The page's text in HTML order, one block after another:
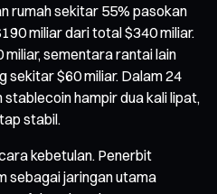
rumah sekitar 55% pasokan
miliar dari total $340 miliar.
sementara rantai lain
sekitar $60 miliar. Dalam 24
hampir dua kali lipat,
stabil.
kebetulan. Penerbit
sebagai jaringan utama